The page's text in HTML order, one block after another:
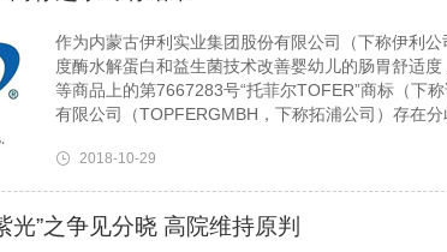
作为内蒙古伊利实业集团股份有限公司（下称伊利
度酶水解蛋白和益生菌技术改善婴幼儿的肠胃舒适
等商品上的第7667283号“托菲尔TOFER”商标（下
有限公司（TOPFERGMBH，下称拓浦公司）存在分
2018-10-29
光”之争见分晓 高院维持原判